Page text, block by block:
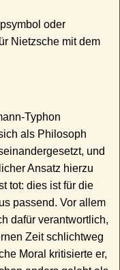
oder
Nietzsche mit dem
Typhon
als Philosoph
und
Ansatz hierzu
tot: dies ist für die
passend. Vor allem
dafür verantwortlich,
Zeit schlichtweg
Moral kritisierte er,